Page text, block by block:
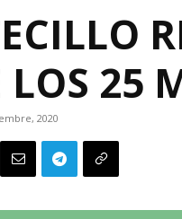
LOS 25
2020